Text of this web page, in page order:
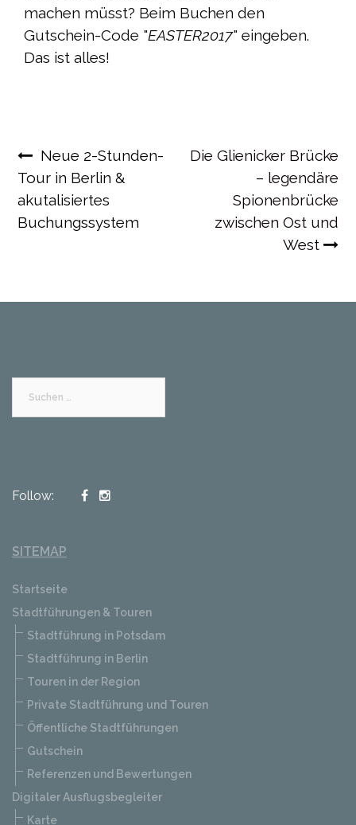
machen müsst? Beim Buchen den
Gutschein-Code "EASTER2017" eingeben.
Das ist alles!
Beitragsnavigation
Neue 2-Stunden-
Tour in Berlin &
akutalisiertes
Buchungssystem
Die Glienicker Brücke
– legendäre
Spionenbrücke
zwischen Ost und
West
Follow:
SITEMAP
Startseite
Stadtführungen & Touren
Stadtführung in Potsdam
Stadtführung in Berlin
Touren in der Region
Private Stadtführung und Touren
Öffentliche Stadtführungen
Gutschein
Referenzen und Bewertungen
Digitaler Ausflugsbegleiter
Karte